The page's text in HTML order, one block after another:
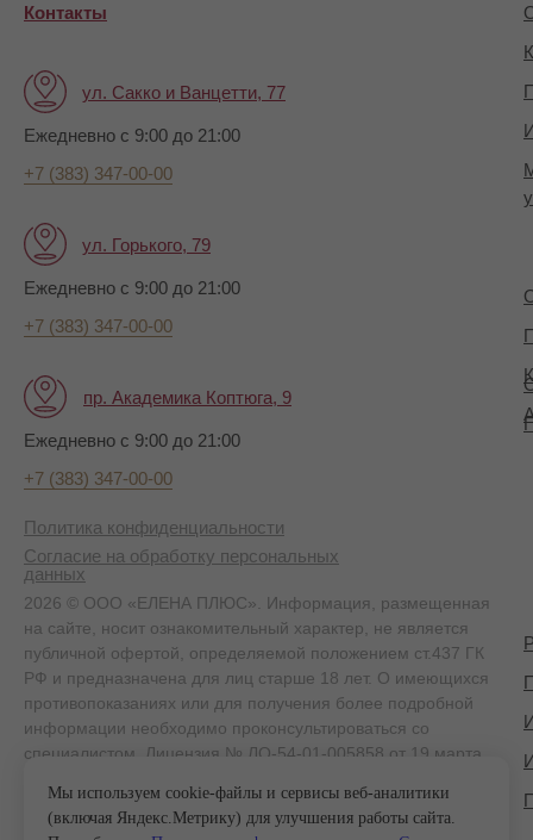
Мы используем cookie-файлы и сервисы веб-аналитики
(включая Яндекс.Метрику) для улучшения работы сайта.
Ежедневно с 9:00 до 21:00
+7 (383) 347-00-00
ул. Сакко и Ванцетти, 77
Ежедневно с 9:00 до 21:00
+7 (383) 347-00-00
ул. Горького, 79
Ежедневно с 9:00 до 21:00
+7 (383) 347-00-00
пр. Академика Коптюга, 9
Контакты
Политика конфиденциальности
Согласие на обработку персональных
данных
2026 © ООО «ЕЛЕНА ПЛЮС». Информация, размещенная
на сайте, носит ознакомительный характер, не является
публичной офертой, определяемой положением ст.437 ГК
РФ и предназначена для лиц старше 18 лет. О имеющихся
противопоказаниях или для получения более подробной
информации необходимо проконсультироваться со
специалистом. Лицензия № ЛО-54-01-005858 от 19 марта